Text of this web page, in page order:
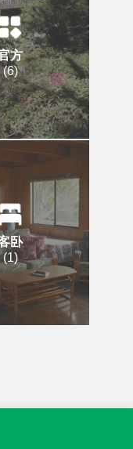
方
(6)
卧
(1)